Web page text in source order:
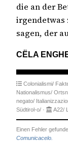
die an der
irgendetwas
sagen, der
CËLA
Colonialismi/
Nationalismus/
negato/
Südtirol-o/ · A22/
Einen Fehler
Comunicacelo.